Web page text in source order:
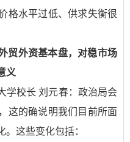
格水平过低、供求失衡很
贸外资基本盘，对稳市场
义
学校长 刘元春： 政治局会
这的确说明我们目前所面
。这些变化包括：